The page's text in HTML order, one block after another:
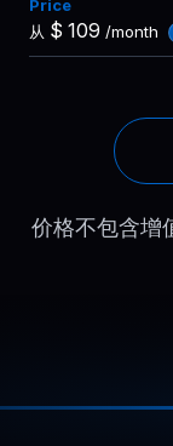
从 $ 109 /month
价格不包含增